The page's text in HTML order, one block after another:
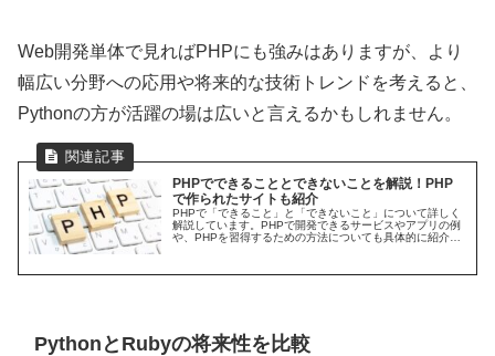
Web開発単体で見ればPHPにも強みはありますが、より
幅広い分野への応用や将来的な技術トレンドを考えると、
Pythonの方が活躍の場は広いと言えるかもしれません。
PHPでできることとできないことを解説！PHP
で作られたサイトも紹介
PHPで「できること」と「できないこと」について詳しく
解説しています。PHPで開発できるサービスやアプリの例
や、PHPを習得するための方法についても具体的に紹介し
PythonとRubyの将来性を比較